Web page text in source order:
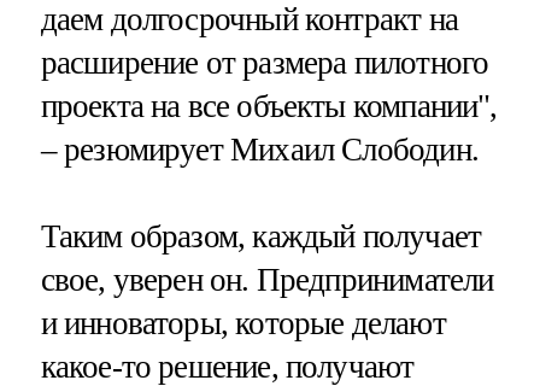
даем долгосрочный контракт на
расширение от размера пилотного
проекта на все объекты компании",
– резюмирует Михаил Слободин.
Таким образом, каждый получает
свое, уверен он. Предприниматели
и инноваторы, которые делают
какое-то решение, получают